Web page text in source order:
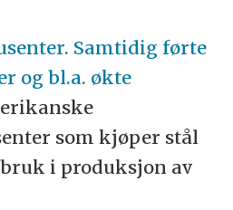
Samtidig førte
og bl.a. økte
som kjøper stål
i produksjon av